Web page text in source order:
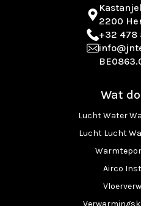
2200
+32 478
Wat
Lucht Water
Lucht Lucht
Airco